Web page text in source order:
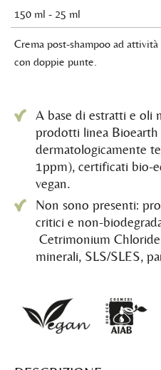
150 ml - 25 ml
Crema post-shampoo ad
con doppie punte.
A base di estratti e oli
prodotti linea Bioearth
dermatologicamente
1ppm), certificati bio-
vegan.
Non sono presenti:
critici e non-
Cetrimonium
minerali, SLS/SLES,